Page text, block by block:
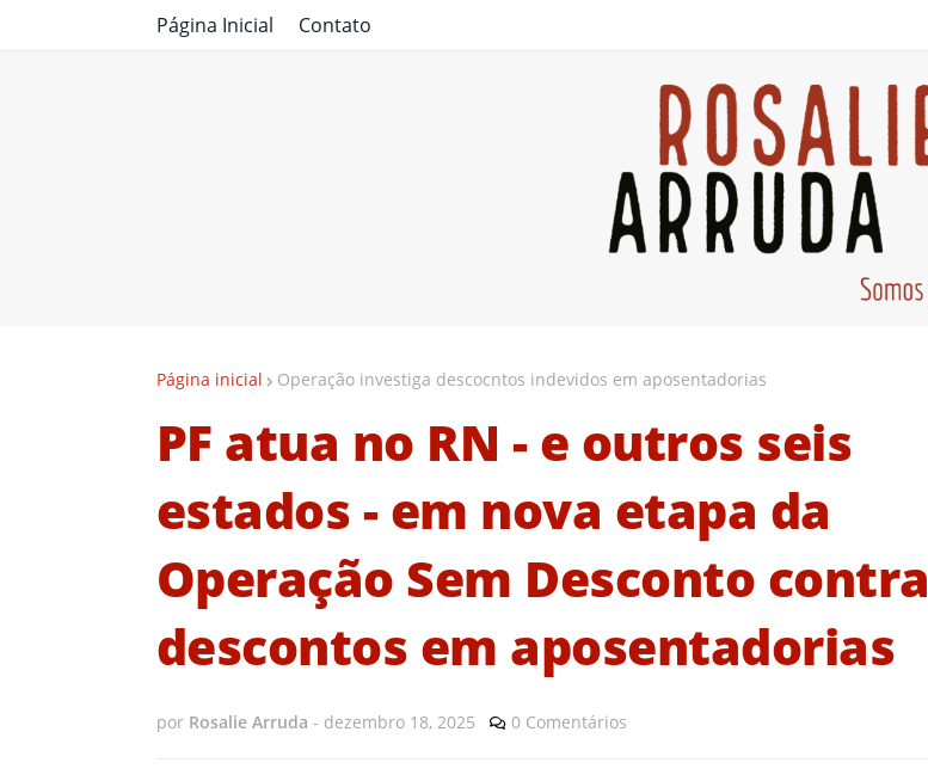
Página Inicial Contato
Página inicial Operação investiga descocntos indevidos em aposentadorias
PF atua no RN - e outros seis
estados - em nova etapa da
Operação Sem Desconto contra
descontos em aposentadorias
por Rosalie Arruda - dezembro 18, 2025 0 Comentários